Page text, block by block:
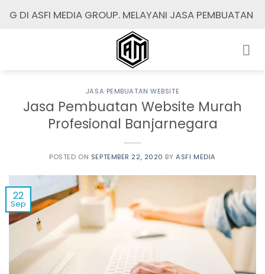
MEDIA GROUP. MELAYANI JASA PEMBUATAN /
JASA PEMBUATAN WEBSITE
Jasa Pembuatan Website Murah
Profesional Banjarnegara
POSTED ON SEPTEMBER 22, 2020 BYASFI MEDIA
22
Sep